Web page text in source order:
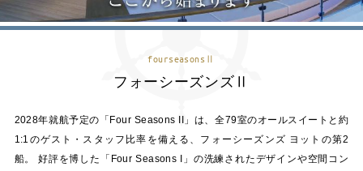
fourseasonsⅡ
フォーシーズンズⅡ
2028年就航予定の「Four Seasons II」は、全79室のオールスイートと約
1:1のゲスト・スタッフ比率を備える、フォーシーズンズ ヨットの第2
船。 好評を博した「Four Seasons I」の洗練されたデザインや空間コン